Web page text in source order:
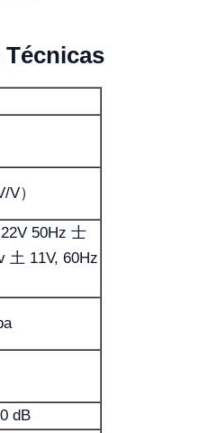
V）
50Hz 士
土 11V, 60Hz
dB